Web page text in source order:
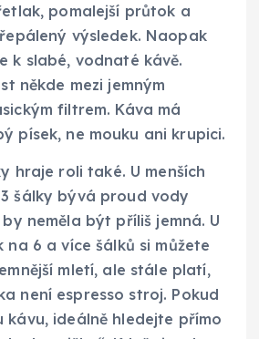
pomalejší průtok a
výsledek. Naopak
k slabé, vodnaté kávě.
někde mezi jemným
filtrem. Káva má
písek, ne mouku ani krupici.
hraje roli také. U menších
šálky bývá proud vody
neměla být příliš jemná. U
na 6 a více šálků si můžete
mletí, ale stále platí,
není espresso stroj. Pokud
kávu, ideálně hledejte přímo